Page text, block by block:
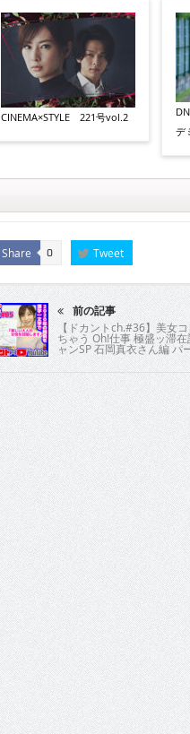
CINEMA×STYLE 221号vol.2
デ
Share 0 Tweet
前の記事
【ドカントch.#36】美女コ
ちゃう Oh!仕事 極盛ッ滞
ャンSP 石岡真衣さん編 パ